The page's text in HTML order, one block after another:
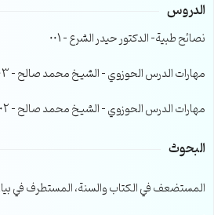
الدروس
نصائح طبية- الدكتور حيدر الشرع – 001
مهارات الدرس الحوزوي – الشيخ محمد صالح – 003
مهارات الدرس الحوزوي – الشيخ محمد صالح – 002
البحوث
المستضعف في الكتاب والسنة، المستطرف في